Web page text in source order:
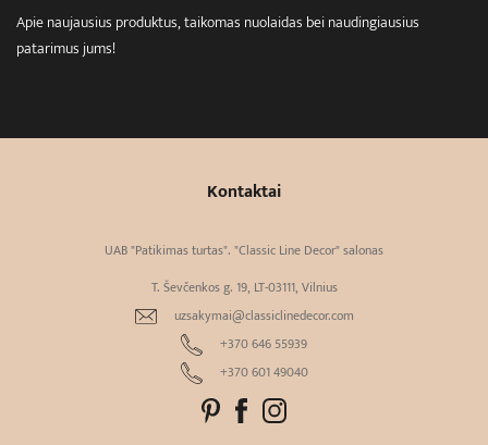
Apie naujausius produktus, taikomas nuolaidas bei naudingiausius
patarimus jums!
Kontaktai
UAB "Patikimas turtas". "Classic Line Decor" salonas
T. Ševčenkos g. 19, LT-03111, Vilnius
uzsakymai@classiclinedecor.com
+370 646 55939
+370 601 49040